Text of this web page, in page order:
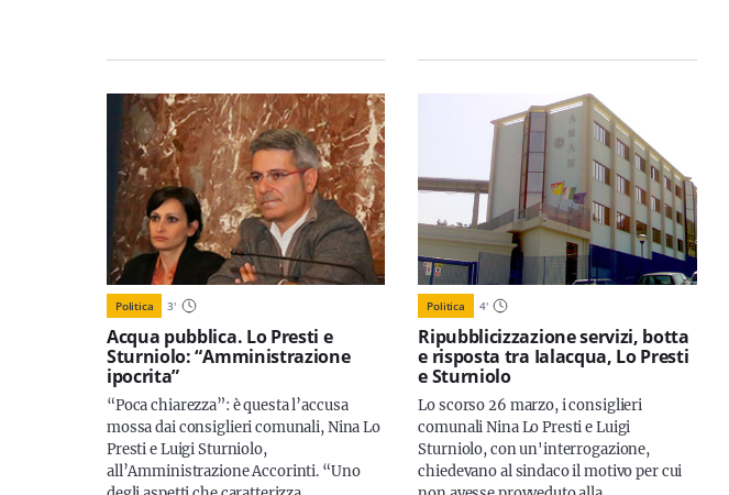
Politica 3'
Acqua pubblica. Lo Presti e
Sturniolo: “Amministrazione
ipocrita”
“Poca chiarezza”: è questa l’accusa
mossa dai consiglieri comunali, Nina Lo
Presti e Luigi Sturniolo,
all’Amministrazione Accorinti. “Uno
Politica 4'
Ripubblicizzazione servizi, botta
e risposta tra Ialacqua, Lo Presti
e Sturniolo
Lo scorso 26 marzo, i consiglieri
comunali Nina Lo Presti e Luigi
Sturniolo, con un'interrogazione,
chiedevano al sindaco il motivo per cui